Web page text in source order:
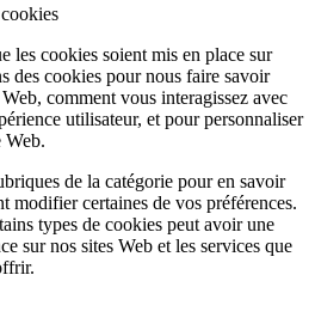
les cookies soient mis en place sur
des cookies pour nous faire savoir
comment vous interagissez avec
utilisateur, et pour personnaliser
Web.
de la catégorie pour en savoir
modifier certaines de vos préférences.
types de cookies peut avoir une
sur nos sites Web et les services que